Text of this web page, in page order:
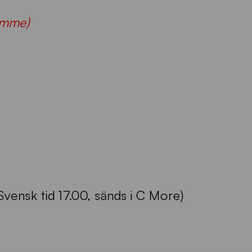
tid 17.00, sänds i C More)